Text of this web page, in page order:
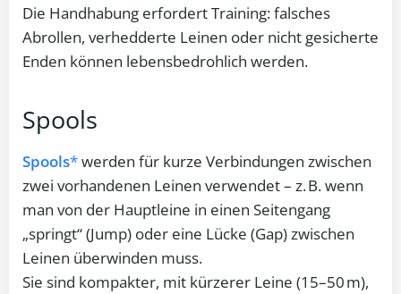
Die Handhabung erfordert Training: falsches
Abrollen, verhedderte Leinen oder nicht gesicherte
Enden können lebensbedrohlich werden.
Spools
Spools werden für kurze Verbindungen zwischen
zwei vorhandenen Leinen verwendet – z. B. wenn
man von der Hauptleine in einen Seitengang
„springt“ (Jump) oder eine Lücke (Gap) zwischen
Leinen überwinden muss.
Sie sind kompakter, mit kürzerer Leine (15–50 m),